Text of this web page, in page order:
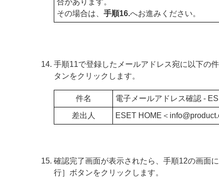
合があります。
その場合は、 手順16.へお進みください。
手順11で登録したメールアドレス宛に以下の
タンをクリックします。
件名 電子メールアドレス確認 -
差出人 ESET HOME＜ info@
確認完了画面が表示されたら、手順12の画面
行］ボタンをクリックします。